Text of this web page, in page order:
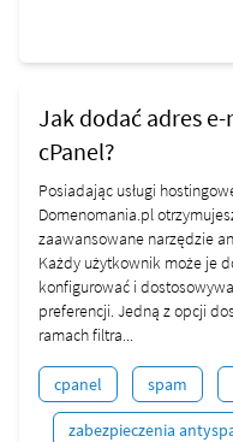
Jak dodać adres
cPanel?
Posiadając usługi
Domenomania.pl
zaawansowane narzędzie
Każdy użytkownik może je
konfigurować i
preferencji. Jedną z opcji
ramach filtra...
cpanel spam
zabezpieczenia